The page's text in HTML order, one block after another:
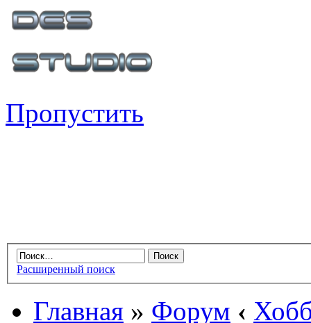
Пропустить
Расширенный поиск
Главная » Форум ‹